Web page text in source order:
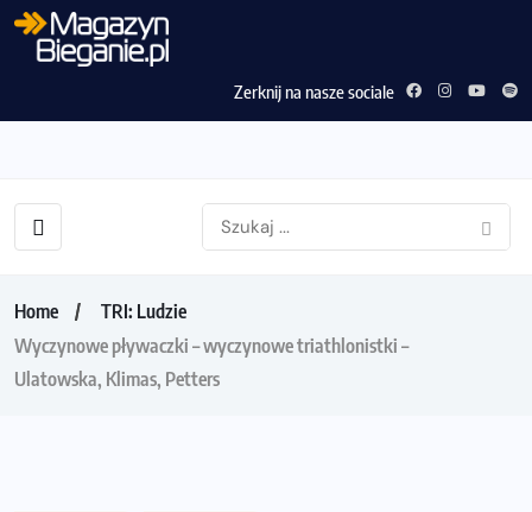
Zerknij na nasze sociale
Home
TRI: Ludzie
Wyczynowe pływaczki – wyczynowe triathlonistki –
Ulatowska, Klimas, Petters